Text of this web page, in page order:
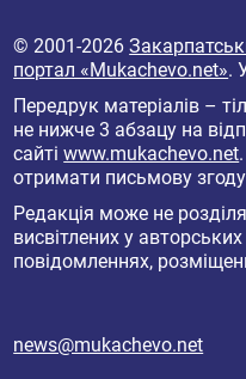
© 2001-2026
портал «Mukachevo.net».
Передрук матеріалів –
не нижче 3 абзацу на
сайтіwww.mukachevo.net
отримати письмову згоду
Редакція може не
висвітлених у
повідомленнях,
news@mukachevo.net